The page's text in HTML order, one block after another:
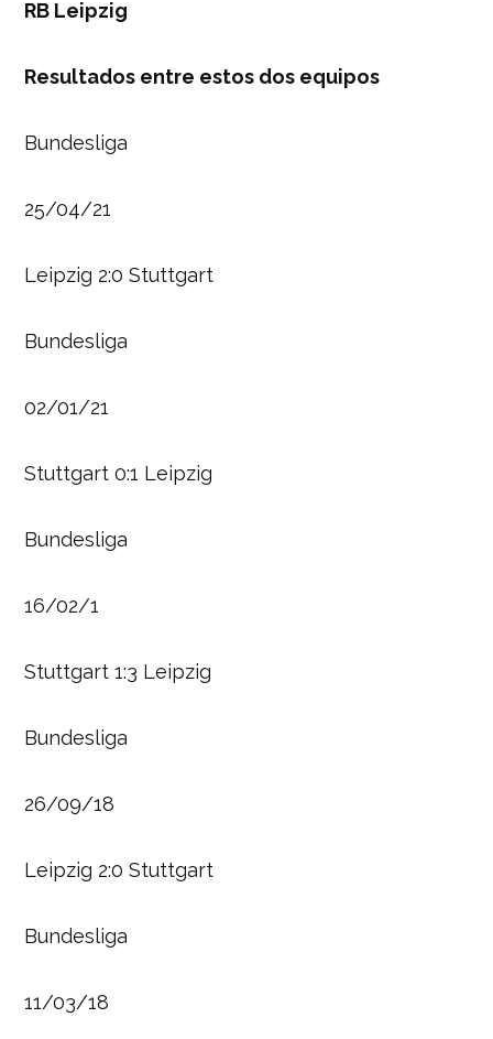
RB Leipzig
Resultados entre estos dos equipos
Bundesliga
25/04/21
Leipzig 2:0 Stuttgart
Bundesliga
02/01/21
Stuttgart 0:1 Leipzig
Bundesliga
16/02/1
Stuttgart 1:3 Leipzig
Bundesliga
26/09/18
Leipzig 2:0 Stuttgart
Bundesliga
11/03/18